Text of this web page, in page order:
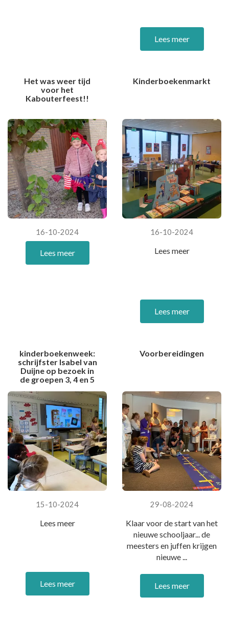
Lees meer
Het was weer tijd
voor het
Kabouterfeest!!
16-10-2024
Lees meer
Kinderboekenmarkt
16-10-2024
Lees meer
Lees meer
kinderboekenweek:
schrijfster Isabel van
Duijne op bezoek in
de groepen 3, 4 en 5
15-10-2024
Lees meer
Lees meer
Voorbereidingen
29-08-2024
Klaar voor de start van het
nieuwe schooljaar... de
meesters en juffen krijgen
nieuwe ...
Lees meer